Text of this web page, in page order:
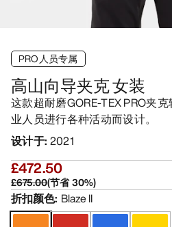
PRO人员专属
高山向导夹克 女装
这款超耐磨GORE-TEX PRO夹
业人员进行各种活动而设计。
设计于: 2021
£472.50
£675.00(节省30%)
折扣颜色: Blaze II